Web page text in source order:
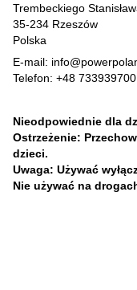
Trembeckiego
35-234 Rzeszów
Polska
E-mail:
Telefon: +48 733939700
Nieodpowiednie dla
Ostrzeżenie:
dzieci.
Uwaga: Używać
Nie używać na